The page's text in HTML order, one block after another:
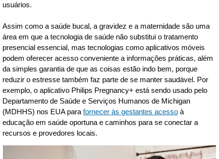
usuários.
Assim como a saúde bucal, a gravidez e a maternidade são uma
área em que a tecnologia de saúde não substitui o tratamento
presencial essencial, mas tecnologias como aplicativos móveis
podem oferecer acesso conveniente a informações práticas, além
da simples garantia de que as coisas estão indo bem, porque
reduzir o estresse também faz parte de se manter saudável. Por
exemplo, o aplicativo Philips Pregnancy+ está sendo usado pelo
Departamento de Saúde e Serviços Humanos de Michigan
(MDHHS) nos EUA parafornecer às gestantes acesso à
educação em saúde oportuna e caminhos para se conectar a
recursos e provedores locais.